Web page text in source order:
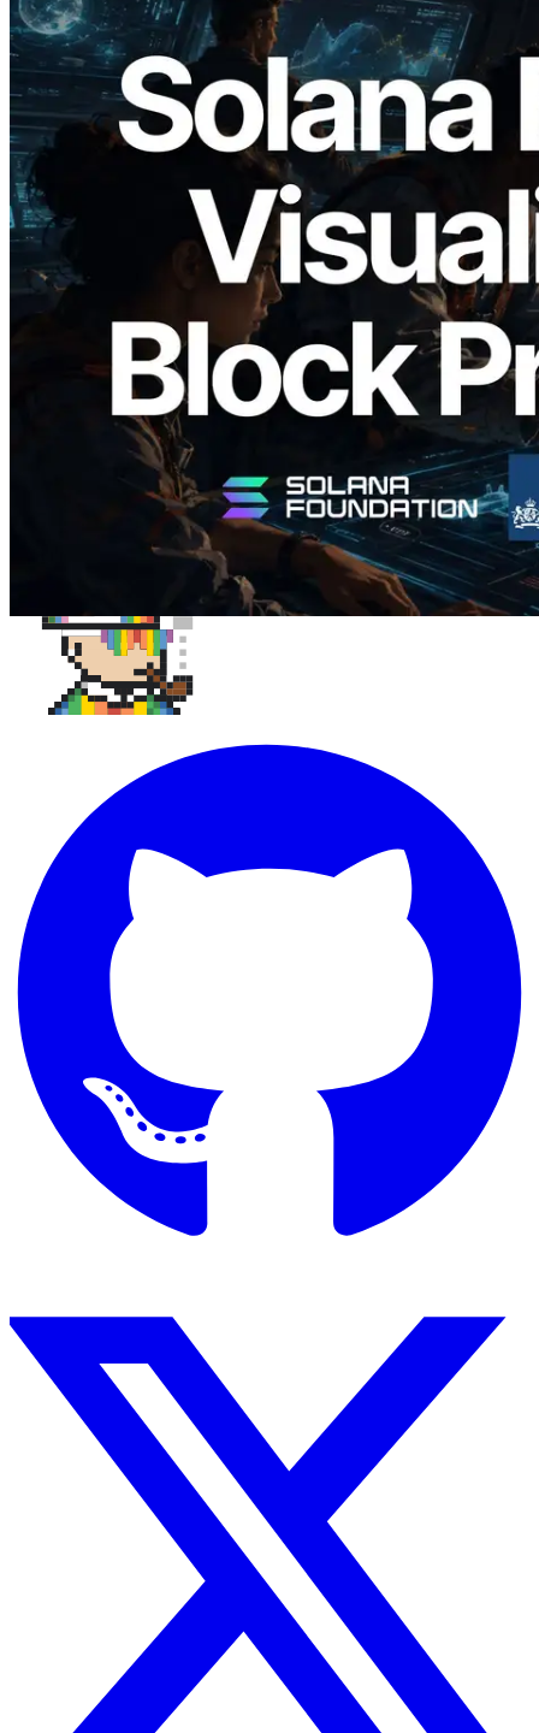
2026.05.24
Validators Solutions, Solana Block
Analyzer'ı Yayınladı — Slot Başına Blok
Üretim Süresi ve Görevli Doğrulayıcı
Görselleştirmesi
Bu makaleyi oku
Daha fazla yükle